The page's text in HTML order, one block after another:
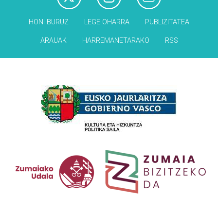
HONI BURUZ LEGE OHARRA PUBLIZITATEA
ARAUAK HARREMANETARAKO RSS